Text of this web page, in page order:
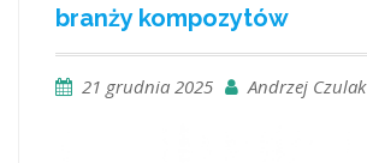
branży kompozytów
21 grudnia 2025 Andrzej Czulak